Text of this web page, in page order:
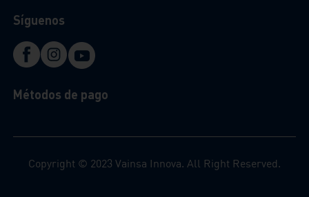
Síguenos
Métodos de pago
Copyright © 2023 Vainsa Innova. All Right Reserved.